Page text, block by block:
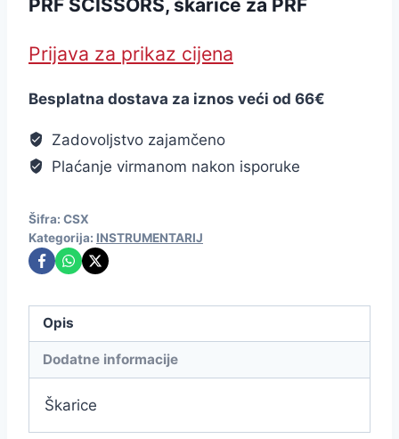
PRF SCISSORS, škarice za PRF
Prijava za prikaz cijena
Besplatna dostava za iznos veći od 66€
Zadovoljstvo zajamčeno
Plaćanje virmanom nakon isporuke
Šifra: CSX
Kategorija: INSTRUMENTARIJ
Opis
Dodatne informacije
Škarice